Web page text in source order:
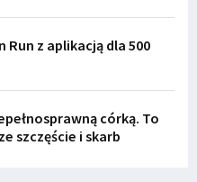
Run z aplikacją dla 500
córką. To
szczęście i skarb